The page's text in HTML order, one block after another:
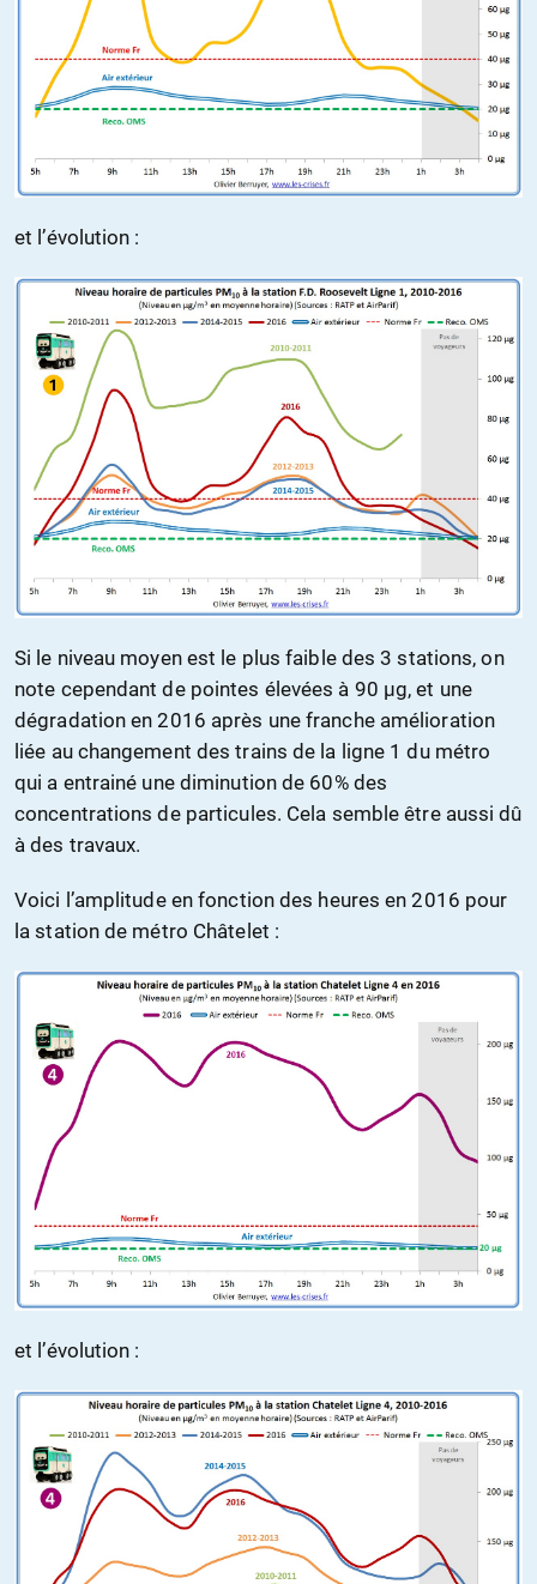
et l’évolution :
Si le niveau moyen est le plus faible des 3 stations, on
note cependant de pointes élevées à 90 µg, et une
dégradation en 2016 après une franche amélioration
liée au changement des trains de la ligne 1 du métro
qui a entrainé une diminution de 60% des
concentrations de particules. Cela semble être aussi dû
à des travaux.
Voici l’amplitude en fonction des heures en 2016 pour
la station de métro Châtelet :
et l’évolution :